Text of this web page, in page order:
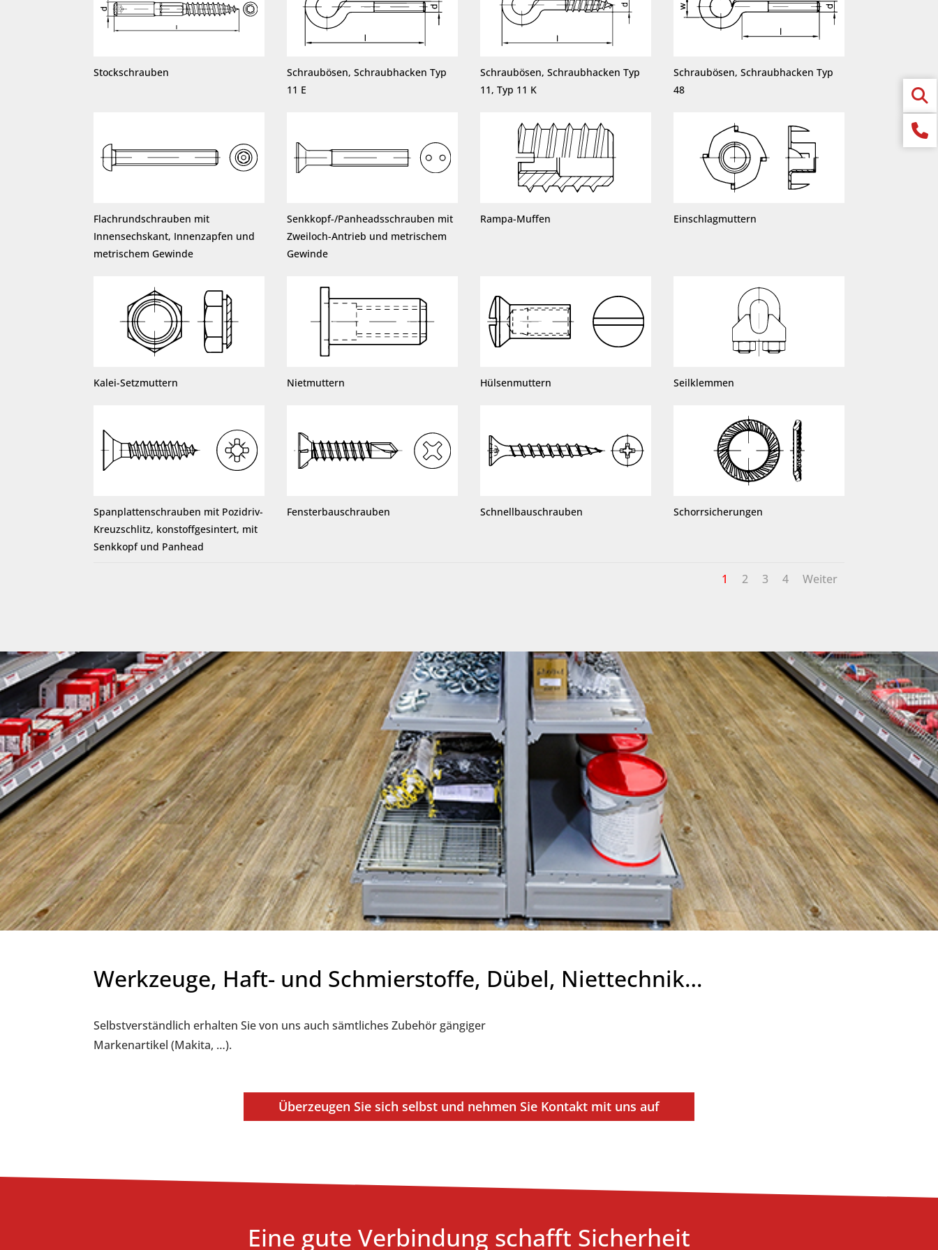
Stockschrauben
Schraubösen, Schraubhacken Typ
11 E
Schraubösen, Schraubhacken Typ
11, Typ 11 K
Schraubösen, Schraubhacken Typ
48
Flachrundschrauben mit
Innensechskant, Innenzapfen und
metrischem Gewinde
Senkkopf-/Panheadsschrauben mit
Zweiloch-Antrieb und metrischem
Gewinde
Rampa-Muffen Einschlagmuttern
Kalei-Setzmuttern Nietmuttern Hülsenmuttern Seilklemmen
Spanplattenschrauben mit Pozidriv-
Kreuzschlitz, konstoffgesintert, mit
Senkkopf und Panhead
Fensterbauschrauben Schnellbauschrauben Schorrsicherungen
1 2 3 4 Weiter
Werkzeuge, Haft- und Schmierstoffe, Dübel, Niettechnik…
Selbstverständlich erhalten Sie von uns auch sämtliches Zubehör gängiger
Markenartikel (Makita, …).
Überzeugen Sie sich selbst und nehmen Sie Kontakt mit uns auf
Eine gute Verbindung schafft Sicherheit